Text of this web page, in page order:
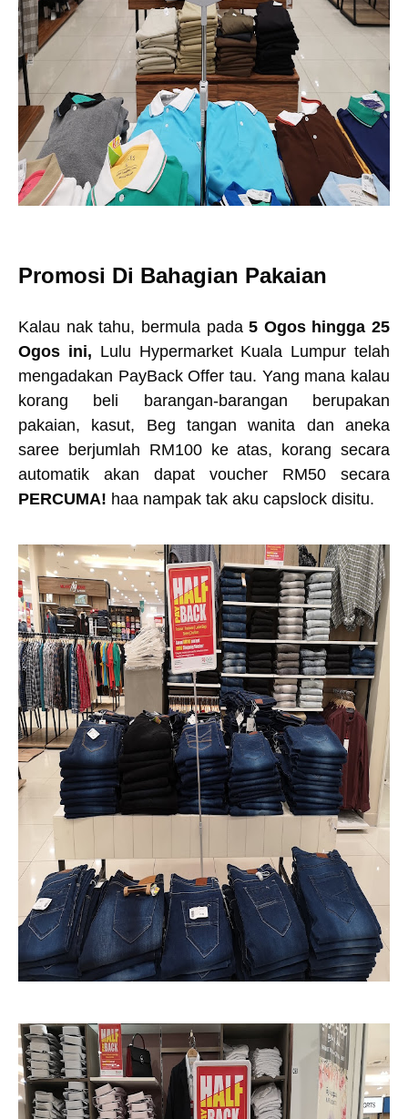
Promosi Di Bahagian Pakaian
Kalau nak tahu, bermula pada5 Ogos hingga 25
Ogos ini, Lulu Hypermarket Kuala Lumpur telah
mengadakan PayBack Offer tau. Yang mana kalau
korang beli barangan-barangan berupakan
pakaian, kasut, Beg tangan wanita dan aneka
saree berjumlah RM100 ke atas, korang secara
automatik akan dapat voucher RM50 secara
PERCUMA! haa nampak tak aku capslock disitu.